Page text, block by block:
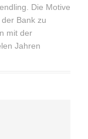
Die Motive
Bank zu
mit der
Jahren